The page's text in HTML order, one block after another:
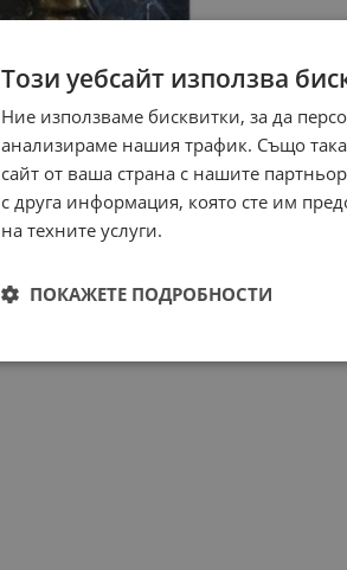
Този уебсайт използва
Ние използваме бисквитки, за да
анализираме нашия трафик. Също
сайт от ваша страна с нашите
с друга информация, която сте им
на техните услуги.
ПОКАЖЕТЕ ПОДРОБНОСТИ